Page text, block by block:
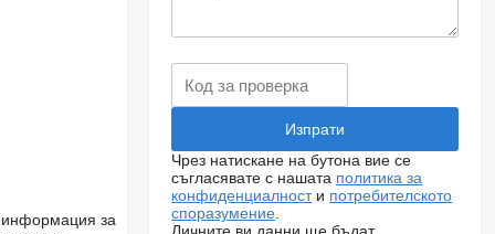
информация за
Чрез натискане на бутона вие се
съгласявате с нашата политика за
конфиденциалности потребителското
споразумение